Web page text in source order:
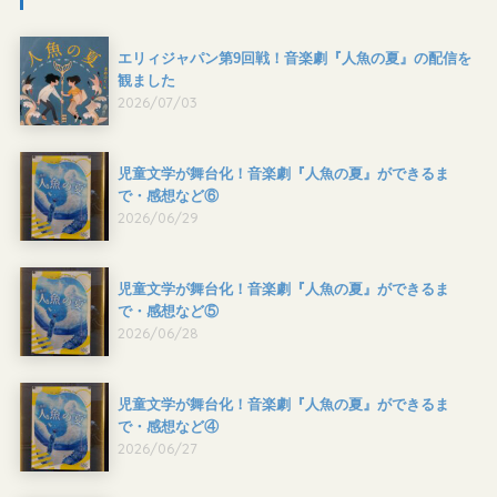
エリィジャパン第9回戦！音楽劇『人魚の夏』の配信を
観ました
2026/07/03
児童文学が舞台化！音楽劇『人魚の夏』ができるま
で・感想など⑥
2026/06/29
児童文学が舞台化！音楽劇『人魚の夏』ができるま
で・感想など⑤
2026/06/28
児童文学が舞台化！音楽劇『人魚の夏』ができるま
で・感想など④
2026/06/27